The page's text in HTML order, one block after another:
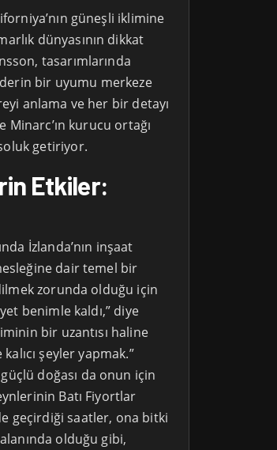
güneşli iklimine
dünyasının dikkat
tasarımlarında
bir uyumu merkeze
anlama ve her bir detayı
Minarc’ın kurucu ortağı
getiriyor.
Etkiler:
İzlanda’nın inşaat
dair temel bir
zorunda olduğu için
benimle kaldı,” diye
bir uzantısı haline
şeyler yapmak.”
doğası da onun için
Batı Fiyortlar
geçirdiği saatler, ona bitki
olduğu gibi,